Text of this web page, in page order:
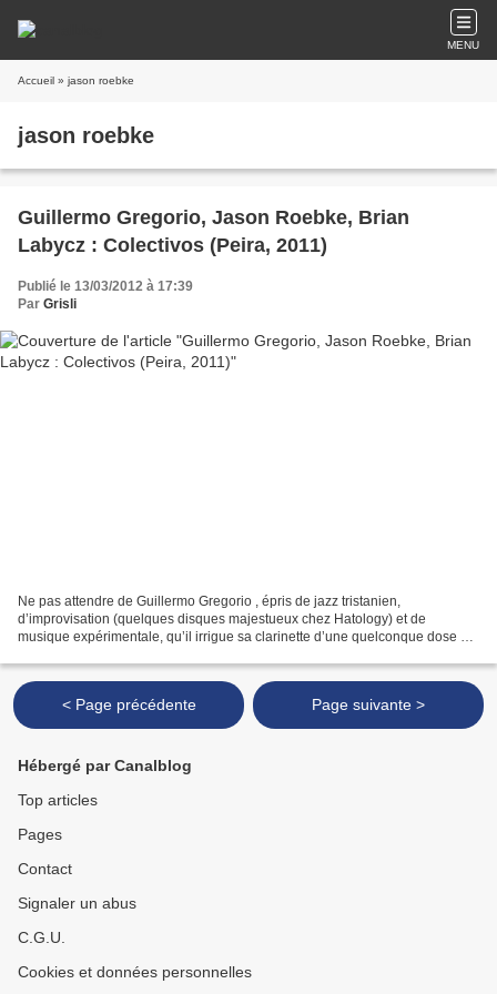
MENU
Accueil » jason roebke
jason roebke
Guillermo Gregorio, Jason Roebke, Brian
Labycz : Colectivos (Peira, 2011)
Publié le 13/03/2012 à 17:39
Par Grisli
Ne pas attendre de Guillermo Gregorio , épris de jazz tristanien,
d’improvisation (quelques disques majestueux chez Hatology) et de
musique expérimentale, qu’il irrigue sa clarinette d’une quelconque dose de
< Page précédente Page suivante >
Hébergé par Canalblog
Top articles
Pages
Contact
Signaler un abus
C.G.U.
Cookies et données personnelles